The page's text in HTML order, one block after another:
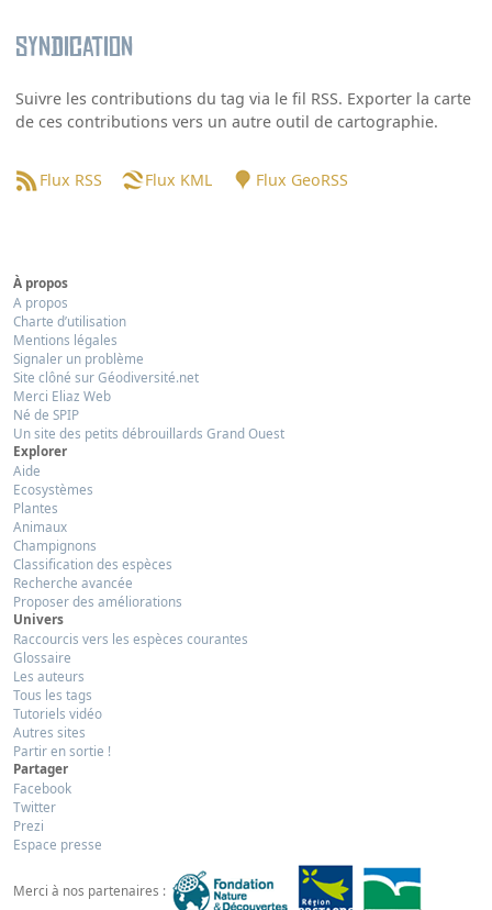
Syndication
Suivre les contributions du tag via le fil RSS. Exporter la carte
de ces contributions vers un autre outil de cartographie.
Flux RSS Flux KML Flux GeoRSS
À propos
A propos
Charte d’utilisation
Mentions légales
Signaler un problème
Site clôné sur Géodiversité.net
Merci Eliaz Web
Né de SPIP
Un site des petits débrouillards Grand Ouest
Explorer
Aide
Ecosystèmes
Plantes
Animaux
Champignons
Classification des espèces
Recherche avancée
Proposer des améliorations
Univers
Raccourcis vers les espèces courantes
Glossaire
Les auteurs
Tous les tags
Tutoriels vidéo
Autres sites
Partir en sortie !
Partager
Facebook
Twitter
Prezi
Espace presse
Merci à nos partenaires :